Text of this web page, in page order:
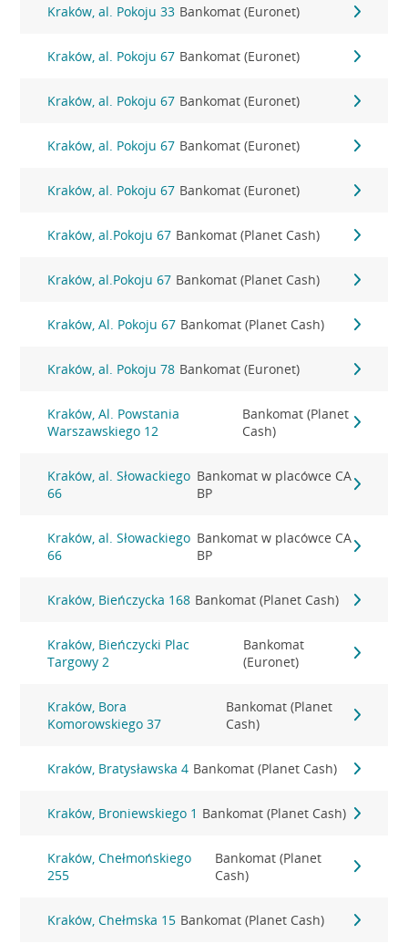
Kraków, al. Pokoju 33 Bankomat (Euronet)
Kraków, al. Pokoju 67 Bankomat (Euronet)
Kraków, al. Pokoju 67 Bankomat (Euronet)
Kraków, al. Pokoju 67 Bankomat (Euronet)
Kraków, al. Pokoju 67 Bankomat (Euronet)
Kraków, al.Pokoju 67 Bankomat (Planet Cash)
Kraków, al.Pokoju 67 Bankomat (Planet Cash)
Kraków, Al. Pokoju 67 Bankomat (Planet Cash)
Kraków, al. Pokoju 78 Bankomat (Euronet)
Kraków, Al. Powstania
Warszawskiego 12
Bankomat (Planet
Cash)
Kraków, al. Słowackiego
66
Bankomat w placówce CA
BP
Kraków, al. Słowackiego
66
Bankomat w placówce CA
BP
Kraków, Bieńczycka 168 Bankomat (Planet Cash)
Kraków, Bieńczycki Plac
Targowy 2
Bankomat
(Euronet)
Kraków, Bora
Komorowskiego 37
Bankomat (Planet
Cash)
Kraków, Bratysławska 4 Bankomat (Planet Cash)
Kraków, Broniewskiego 1 Bankomat (Planet Cash)
Kraków, Chełmońskiego
255
Bankomat (Planet
Cash)
Kraków, Chełmska 15 Bankomat (Planet Cash)